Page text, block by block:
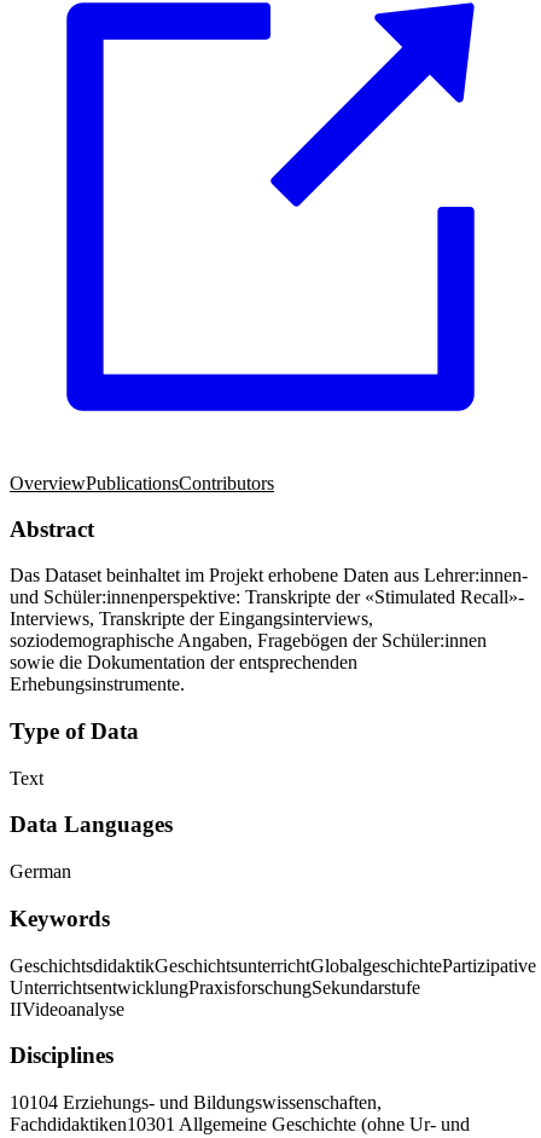
OverviewPublicationsContributors
Abstract
Das Dataset beinhaltet im Projekt erhobene Daten aus Lehrer:innen-
und Schüler:innenperspektive: Transkripte der «Stimulated Recall»-
Interviews, Transkripte der Eingangsinterviews,
soziodemographische Angaben, Fragebögen der Schüler:innen
sowie die Dokumentation der entsprechenden
Erhebungsinstrumente.
Type of Data
Text
Data Languages
German
Keywords
GeschichtsdidaktikGeschichtsunterrichtGlobalgeschichtePartizipative
UnterrichtsentwicklungPraxisforschungSekundarstufe
IIVideoanalyse
Disciplines
10104 Erziehungs- und Bildungswissenschaften,
Fachdidaktiken10301 Allgemeine Geschichte (ohne Ur- und